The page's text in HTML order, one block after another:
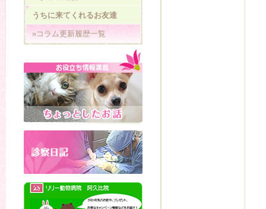
うちに来てくれるお友達
»コラム更新履歴一覧